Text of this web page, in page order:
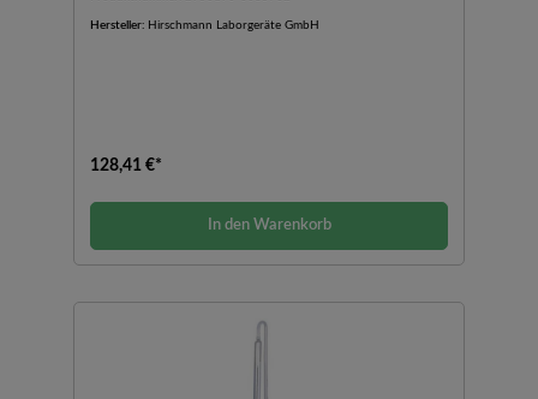
jederzeit kostenlos auf der Webseite des Herstellers
Hersteller: Hirschmann Laborgeräte GmbH
128,41 €*
In den Warenkorb